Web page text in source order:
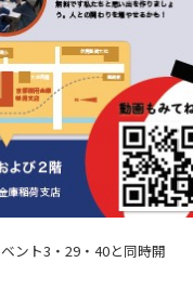
ト3・29・40と同時開